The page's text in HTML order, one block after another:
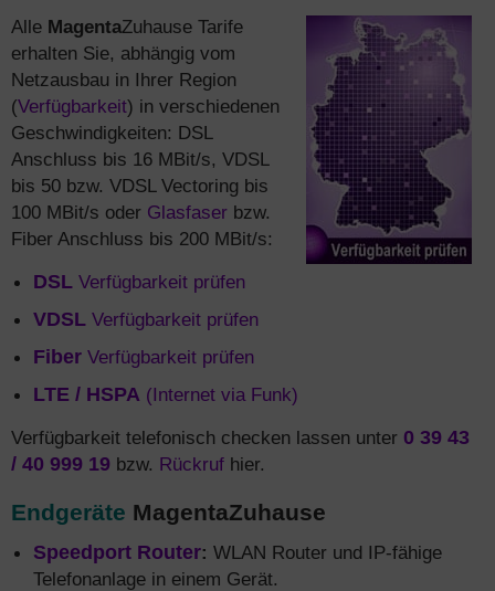
Alle MagentaZuhause Tarife
erhalten Sie, abhängig vom
Netzausbau in Ihrer Region
(Verfügbarkeit) in verschiedenen
Geschwindigkeiten: DSL
Anschluss bis 16 MBit/s, VDSL
bis 50 bzw. VDSL Vectoring bis
100 MBit/s oder Glasfaser bzw.
Fiber Anschluss bis 200 MBit/s:
DSL Verfügbarkeit prüfen
VDSL Verfügbarkeit prüfen
Fiber Verfügbarkeit prüfen
LTE / HSPA (Internet via Funk)
Verfügbarkeit telefonisch checken lassen unter 0 39 43
/ 40 999 19 bzw. Rückruf hier.
Endgeräte MagentaZuhause
Speedport Router: WLAN Router und IP-fähige
Telefonanlage in einem Gerät.